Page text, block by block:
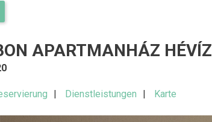
APARTMANHÁZ HÉVÍZ
Dienstleistungen Karte